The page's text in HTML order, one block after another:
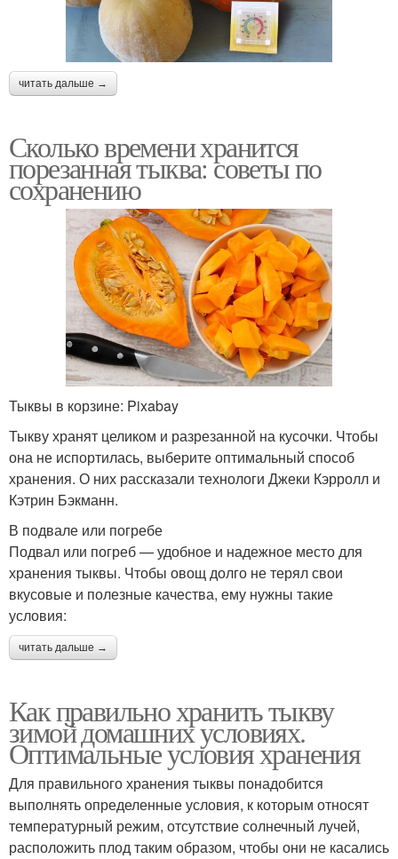
читать дальше →
Сколько времени хранится
порезанная тыква: советы по
сохранению
Тыквы в корзине: Pixabay
Тыкву хранят целиком и разрезанной на кусочки. Чтобы
она не испортилась, выберите оптимальный способ
хранения. О них рассказали технологи Джеки Кэрролл и
Кэтрин Бэкманн.
В подвале или погребе
Подвал или погреб — удобное и надежное место для
хранения тыквы. Чтобы овощ долго не терял свои
вкусовые и полезные качества, ему нужны такие
условия:
читать дальше →
Как правильно хранить тыкву
зимой домашних условиях.
Оптимальные условия хранения
Для правильного хранения тыквы понадобится
выполнять определенные условия, к которым относят
температурный режим, отсутствие солнечный лучей,
расположить плод таким образом, чтобы они не касались